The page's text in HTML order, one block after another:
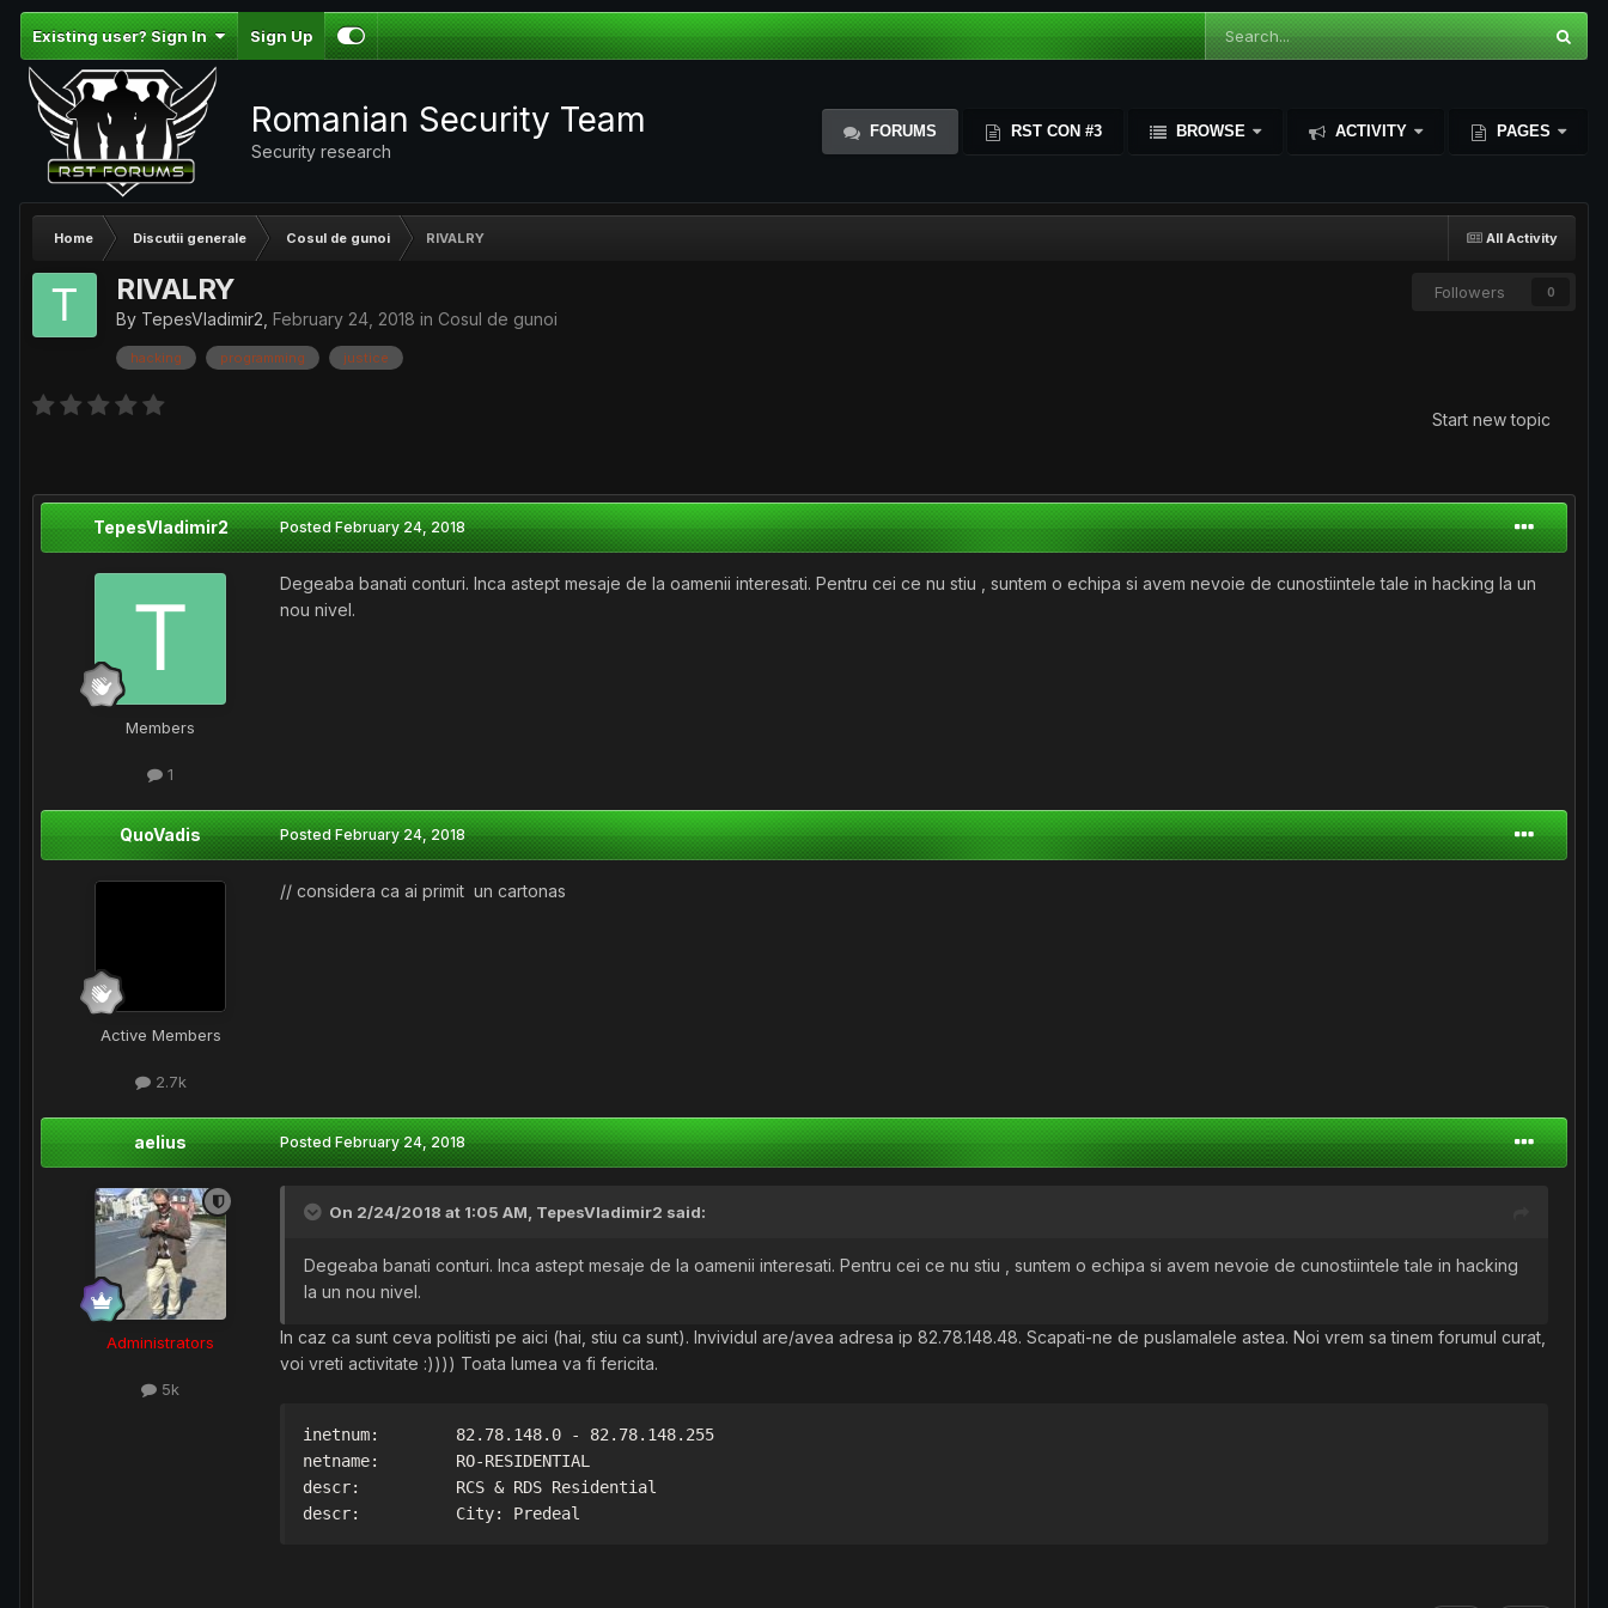
Existing user? Sign In Sign Up
Romanian Security Team
Security research
FORUMS RST CON #3 BROWSE ACTIVITY PAGES
All Activity
Home Discutii generale Cosul de gunoi RIVALRY
Followers 0
RIVALRY
By TepesVladimir2 February 24, 2018 in Cosul de gunoi
hacking programming justice
Start new topic
TepesVladimir2
Members
1
PostedFebruary 24, 2018
Degeaba banati conturi. Inca astept mesaje de la oamenii interesati. Pentru cei ce nu stiu , suntem o echipa si avem nevoie de cunostiintele tale in hacking la un
nou nivel.
QuoVadis
Active Members
2.7k
PostedFebruary 24, 2018
// considera ca ai primit un cartonas
aelius
Administrators
5k
PostedFebruary 24, 2018
On 2/24/2018 at 1:05 AM, TepesVladimir2 said:
Degeaba banati conturi. Inca astept mesaje de la oamenii interesati. Pentru cei ce nu stiu , suntem o echipa si avem nevoie de cunostiintele tale in hacking
la un nou nivel.
In caz ca sunt ceva politisti pe aici (hai, stiu ca sunt). Invividul are/avea adresa ip 82.78.148.48. Scapati-ne de puslamalele astea. Noi vrem sa tinem forumul curat,
voi vreti activitate :)))) Toata lumea va fi fericita.
inetnum:        82.78.148.0 - 82.78.148.255
netname:        RO-RESIDENTIAL
descr:          RCS & RDS Residential
descr:          City: Predeal